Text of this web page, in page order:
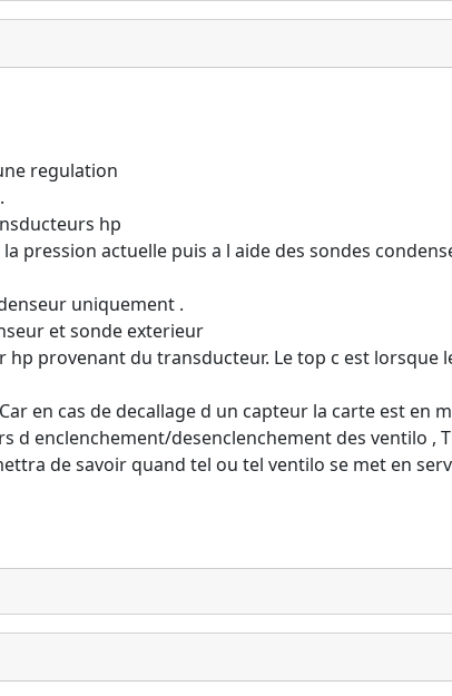
regulation
hp
pression actuelle puis a l aide des sondes
uniquement .
et sonde exterieur
hp provenant du transducteur. Le top c est
en cas de decallage d un capteur la carte est en
enclenchement/desenclenchement des ventilo ,
de savoir quand tel ou tel ventilo se met en